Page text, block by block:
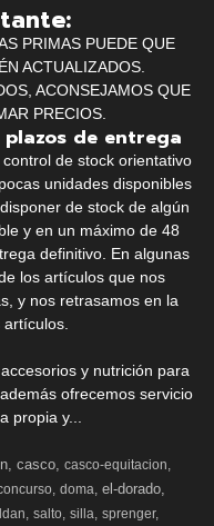
PRIMAS PUEDE QUE
ACTUALIZADOS.
ACONSEJAMOS QUE
PRECIOS.
de entrega
de stock orientativo
unidades disponibles
de stock de algún
y en un máximo de 48
definitivo. En algunas
los artículos que nos
y nos retrasamos en la
y nutrición para
ofrecemos servicio
propia y...
casco
casco-equitacion
doma el-dorado
salto silla sprenger